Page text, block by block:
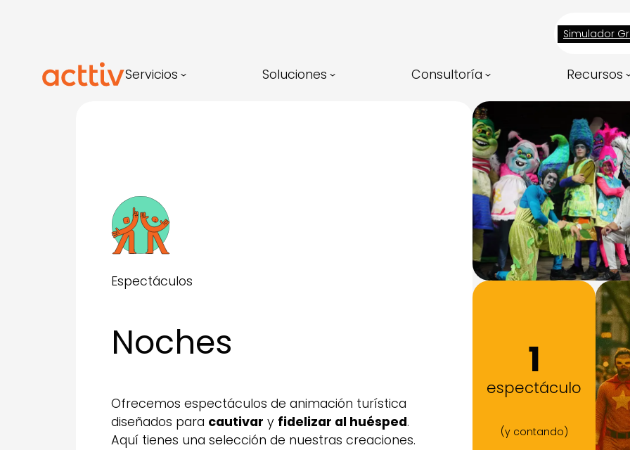
Simulador
Servicios Soluciones Consultoría Recursos
Espectáculos
Noches
Ofrecemos espectáculos de animación turística
diseñados para cautivar y fidelizar al huésped.
Aquí tienes una selección de nuestras creaciones.
1
espectáculo
(y contando)